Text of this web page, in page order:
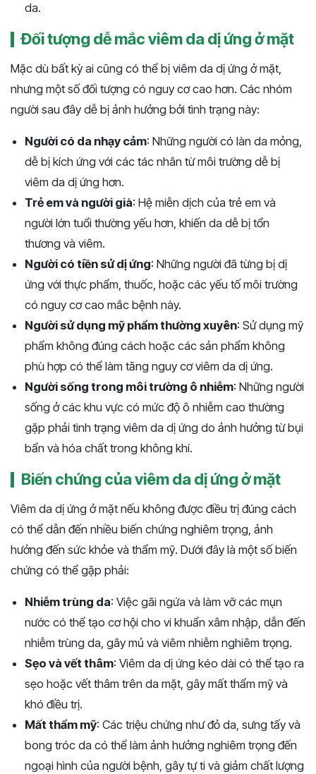
da.
Đối tượng dễ mắc viêm da dị ứng ở mặt
Mặc dù bất kỳ ai cũng có thể bị viêm da dị ứng ở mặt,
nhưng một số đối tượng có nguy cơ cao hơn. Các nhóm
người sau đây dễ bị ảnh hưởng bởi tình trạng này:
Người có da nhạy cảm: Những người có làn da mỏng,
dễ bị kích ứng với các tác nhân từ môi trường dễ bị
viêm da dị ứng hơn.
Trẻ em và người già: Hệ miễn dịch của trẻ em và
người lớn tuổi thường yếu hơn, khiến da dễ bị tổn
thương và viêm.
Người có tiền sử dị ứng: Những người đã từng bị dị
ứng với thực phẩm, thuốc, hoặc các yếu tố môi trường
có nguy cơ cao mắc bệnh này.
Người sử dụng mỹ phẩm thường xuyên: Sử dụng mỹ
phẩm không đúng cách hoặc các sản phẩm không
phù hợp có thể làm tăng nguy cơ viêm da dị ứng.
Người sống trong môi trường ô nhiễm: Những người
sống ở các khu vực có mức độ ô nhiễm cao thường
gặp phải tình trạng viêm da dị ứng do ảnh hưởng từ bụi
bẩn và hóa chất trong không khí.
Biến chứng của viêm da dị ứng ở mặt
Viêm da dị ứng ở mặt nếu không được điều trị đúng cách
có thể dẫn đến nhiều biến chứng nghiêm trọng, ảnh
hưởng đến sức khỏe và thẩm mỹ. Dưới đây là một số biến
chứng có thể gặp phải:
Nhiễm trùng da: Việc gãi ngứa và làm vỡ các mụn
nước có thể tạo cơ hội cho vi khuẩn xâm nhập, dẫn đến
nhiễm trùng da, gây mủ và viêm nhiễm nghiêm trọng.
Sẹo và vết thâm: Viêm da dị ứng kéo dài có thể tạo ra
sẹo hoặc vết thâm trên da mặt, gây mất thẩm mỹ và
khó điều trị.
Mất thẩm mỹ: Các triệu chứng như đỏ da, sưng tấy và
bong tróc da có thể làm ảnh hưởng nghiêm trọng đến
ngoại hình của người bệnh, gây tự ti và giảm chất lượng